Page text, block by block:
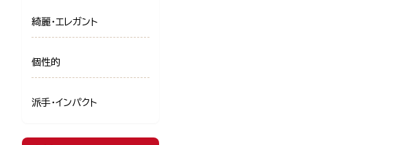
綺麗・エレガント
個性的
派手・インパクト